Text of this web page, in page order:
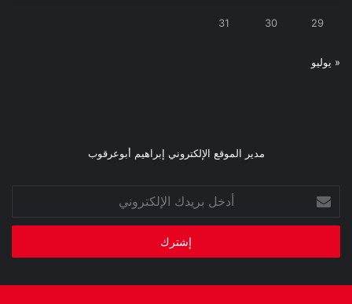
29
30
31
« يوليو
مدير الموقع الإلكتروني إبراهيم أبوعرقوب
أدخل
بريدك
الإلكتروني